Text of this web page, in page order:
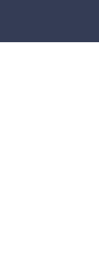
контенту